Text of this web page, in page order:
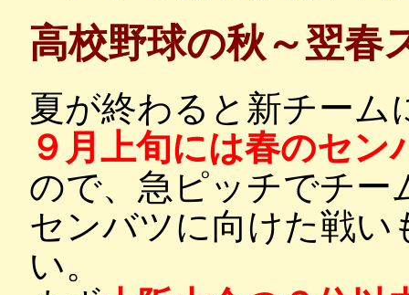
高校野球の秋～翌春
夏が終わると新チーム
９月上旬には春のセ
ので、急ピッチでチー
センバツに向けた戦
い。